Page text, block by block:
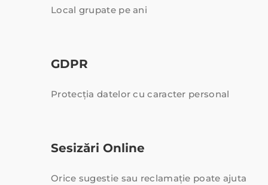
Local grupate pe ani
GDPR
Protecția datelor cu caracter personal
Sesizări Online
Orice sugestie sau reclamație poate ajuta